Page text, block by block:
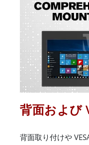
背面および
背面取り付けや